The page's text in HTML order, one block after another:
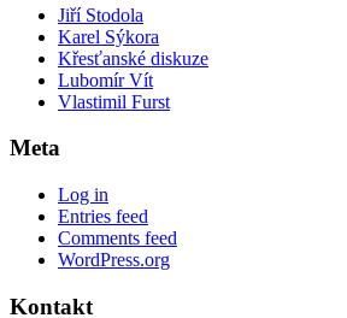
Jiří Stodola
Karel Sýkora
Křesťanské diskuze
Lubomír Vít
Vlastimil Furst
Meta
Log in
Entries feed
Comments feed
WordPress.org
Kontakt